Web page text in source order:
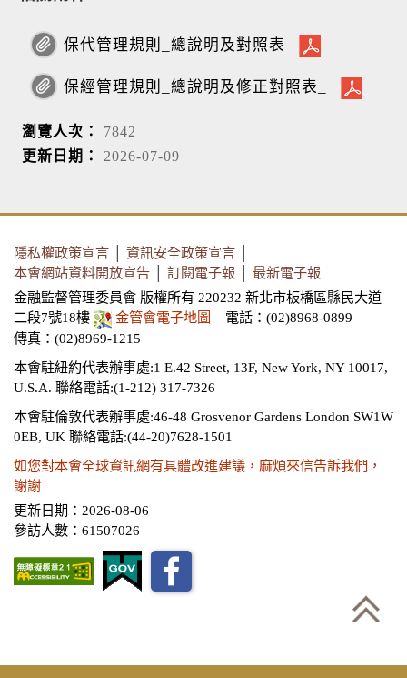
保代管理規則_總說明及對照表
保經管理規則_總說明及修正對照表_
瀏覽人次： 7842
更新日期： 2026-07-09
隱私權政策宣言 資訊安全政策宣言
本會網站資料開放宣告
訂閱電子報
最新電子報
金融監督管理委員會 版權所有 220232 新北市板橋區縣民大道
二段7號18樓
金管會電子地圖
電話：(02)8968-0899
傳真：(02)8969-1215
本會駐紐約代表辦事處:1 E.42 Street, 13F, New York, NY 10017,
U.S.A. 聯絡電話:(1-212) 317-7326
本會駐倫敦代表辦事處:46-48 Grosvenor Gardens London SW1W
0EB, UK 聯絡電話:(44-20)7628-1501
如您對本會全球資訊網有具體改進建議，麻煩來信告訴我們，
謝謝
更新日期：2026-08-06
參訪人數：61507026